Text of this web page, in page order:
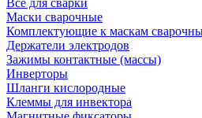
Все для сварки
Маски сварочные
Комплектующие к маскам
Держатели электродов
Зажимы контактные (массы)
Инверторы
Шланги кислородные
Клеммы для инвектора